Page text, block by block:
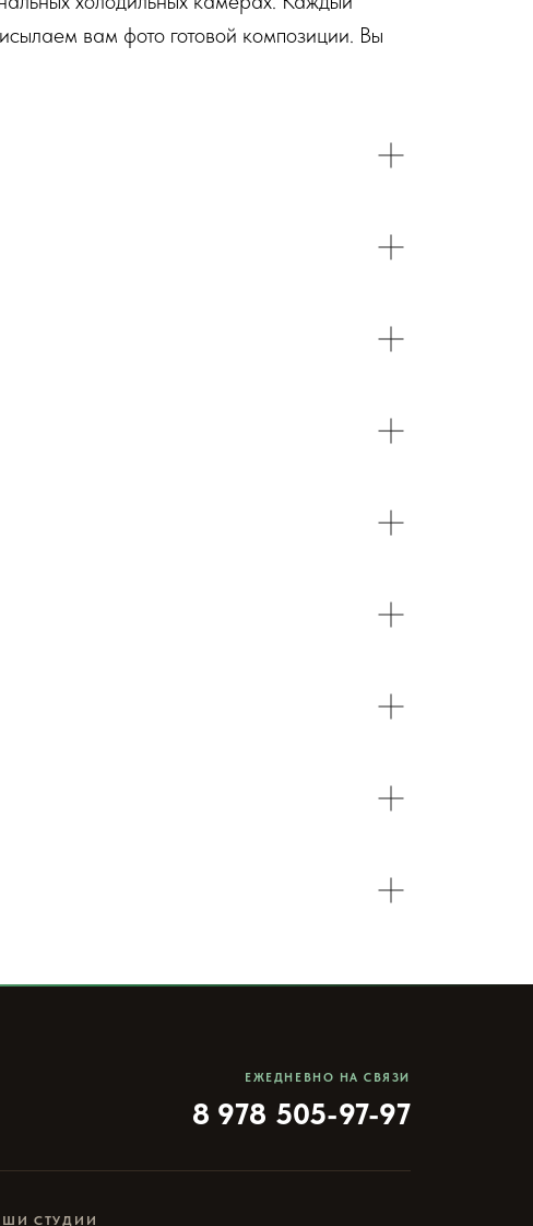
вам фото готовой композиции. Вы
ЕЖЕДНЕВНО НА СВЯЗИ
8 978 505-97-97
СТУДИИ